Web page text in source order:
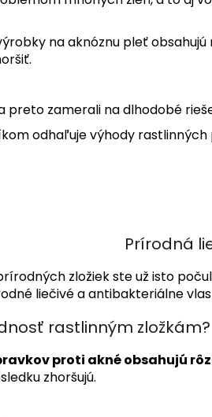
na aknóznu pleť
preto zamerali na dlhodobé
odhaľuje výhody
Prírodná
zložiek ste už isto
liečivé a antibakteriálne
rastlinným zložkám?
proti akné obsahujú
zhoršujú.